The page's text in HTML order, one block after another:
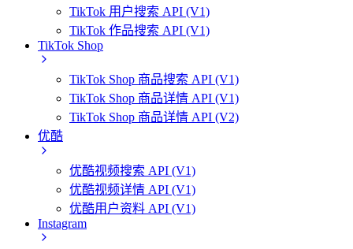
TikTok 用户搜索 API (V1)
TikTok 作品搜索 API (V1)
TikTok Shop
TikTok Shop 商品搜索 API (V1)
TikTok Shop 商品详情 API (V1)
TikTok Shop 商品详情 API (V2)
优酷
优酷视频搜索 API (V1)
优酷视频详情 API (V1)
优酷用户资料 API (V1)
Instagram